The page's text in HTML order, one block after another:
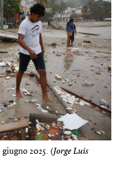
2025. (Jorge Luis